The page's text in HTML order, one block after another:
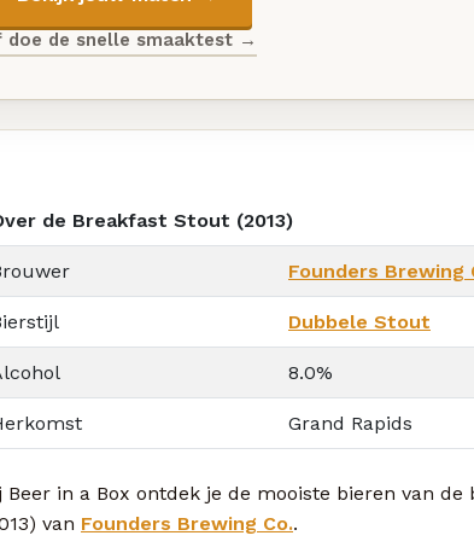
doe de snelle smaaktest →
de Breakfast Stout (2013)
Founders Brewing
Dubbele Stout
8.0%
Grand Rapids
Beer in a Box ontdek je de mooiste bieren van
van Founders Brewing Co..